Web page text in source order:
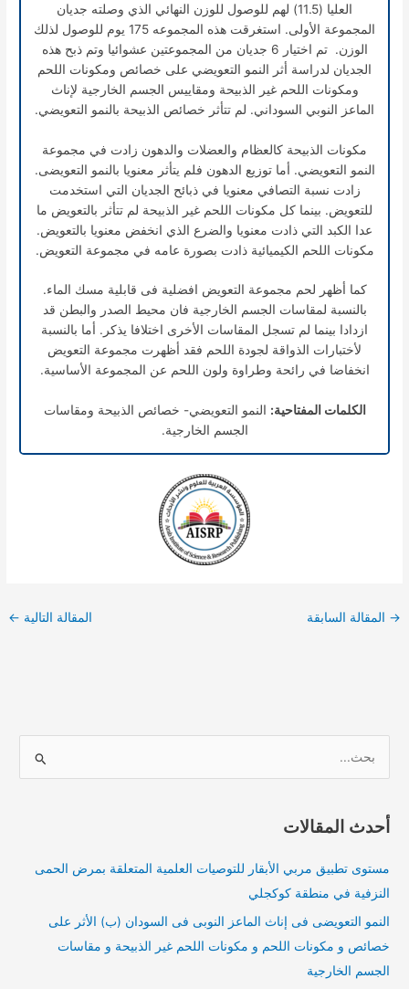
العليا (11.5) لهم للوصول للوزن النهائي الذي وصلته جديان
المجموعة الأولى. استغرقت هذه المجموعه 175 يوم للوصول لذلك
الوزن. تم اختيار 6 جديان من المجموعتين عشوائيا وتم ذبح هذه
الجديان لدراسة أثر النمو التعويضي على خصائص ومكونات اللحم
ومكونات اللحم غير الذبيحة ومقاييس الجسم الخارجية لإناث
الماعز النوبي السوداني. لم تتأثر خصائص الذبيحة بالنمو التعويضي.
مكونات الذبيحة كالعظام والعضلات والدهون زادت في مجموعة
النمو التعويضي. أما توزيع الدهون فلم يتأثر معنويا بالنمو التعويضى.
زادت نسبة التصافي معنويا في ذبائح الجديان التي استخدمت
للتعويض. بينما كل مكونات اللحم غير الذبيحة لم تتأثر بالتعويض ما
عدا الكبد التي ذادت معنويا والضرع الذي انخفض معنويا بالتعويض.
مكونات اللحم الكيميائية ذادت بصورة عامه في مجموعة التعويض.
كما أظهر لحم مجموعة التعويض افضلية فى قابلية مسك الماء.
بالنسبة لمقاسات الجسم الخارجية فان محيط الصدر والبطن قد
ازدادا بينما لم تسجل المقاسات الأخرى اختلافا يذكر. أما بالنسبة
لأختبارات الذواقة لجودة اللحم فقد أظهرت مجموعة التعويض
انخفاضا في رائحة وطراوة ولون اللحم عن المجموعة الأساسية.
الكلمات المفتاحية: النمو التعويضي- خصائص الذبيحة ومقاسات
الجسم الخارجية.
→ المقالة السابقة المقالة التالية ←
ح
أحدث المقالات
مستوى تطبيق مربي الأبقار للتوصيات العلمية المتعلقة بمرض الحمى
النزفية في منطقة كوكجلي
النمو التعويضى فى إناث الماعز النوبى فى السودان (ب) الأثر على
خصائص و مكونات اللحم و مكونات اللحم غير الذبيحة و مقاسات
الجسم الخارجية